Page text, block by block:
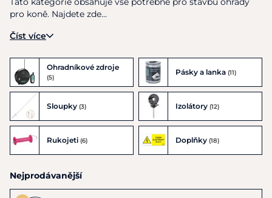
pro koně. Najdete zde…
Číst více
Ohradníkové zdroje
(5)
Pásky a lanka (11)
Sloupky (3) Izolátory (12)
Rukojeti (6) Doplňky (18)
Nejprodávanější